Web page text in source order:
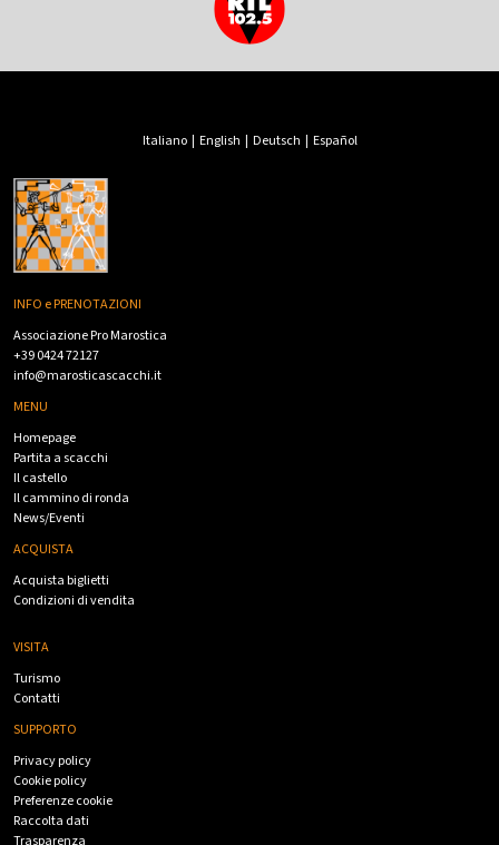
Italiano| English | Deutsch | Español
INFO e PRENOTAZIONI
Associazione Pro Marostica
+39 0424 72127
info@marosticascacchi.it
MENU
Homepage
Partita a scacchi
Il castello
Il cammino di ronda
News/Eventi
ACQUISTA
Acquista biglietti
Condizioni di vendita
VISITA
Turismo
Contatti
SUPPORTO
Privacy policy
Cookie policy
Preferenze cookie
Raccolta dati